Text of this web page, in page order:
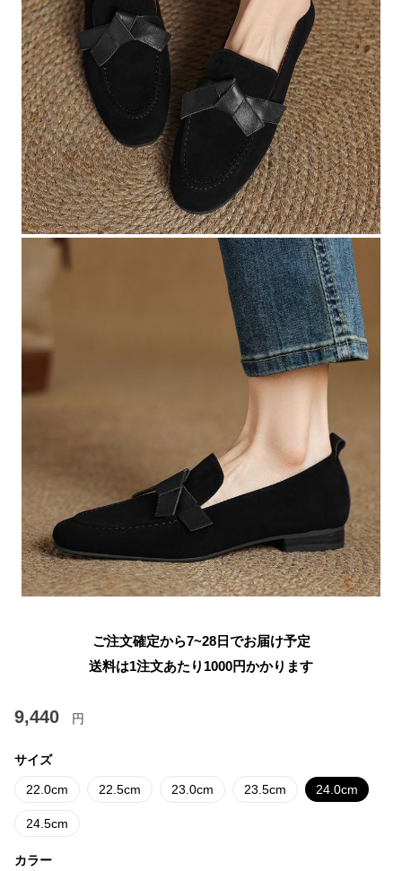
ご注文確定から7~28日でお届け予定
送料は1注文あたり 1000円かかります
9,440 円
サイズ
22.0cm 22.5cm 23.0cm 23.5cm 24.0cm
24.5cm
カラー